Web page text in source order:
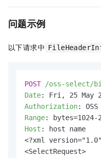
问题示例
以下请求中
POST /oss-select/
Date:
Authorization:
Range:
Host :
host name
<?xml
<SelectRequest>